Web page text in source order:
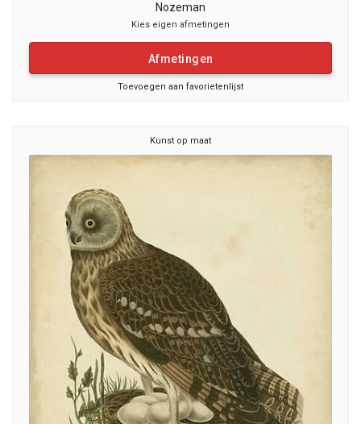
Nozeman
Kies eigen afmetingen
Afmetingen
Toevoegen aan favorietenlijst
Kunst op maat